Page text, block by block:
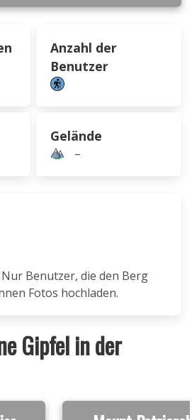
Anzahl der
Benutzer
Gelände
–
Benutzer, die den Berg
Fotos hochladen.
Gipfel in der